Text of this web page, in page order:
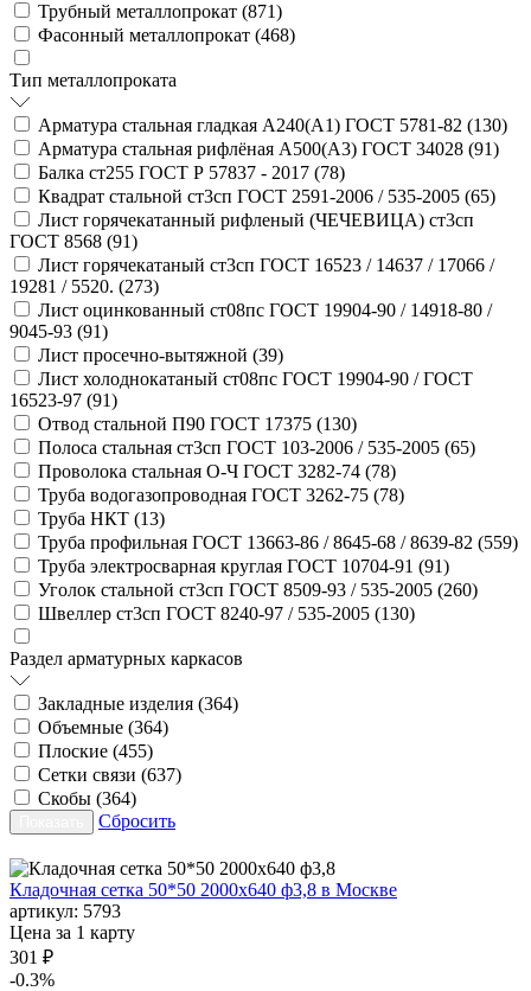
Трубный металлопрокат (871)
Фасонный металлопрокат (468)
Тип металлопроката
Арматура стальная гладкая А240(А1) ГОСТ 5781-82 (130)
Арматура стальная рифлёная А500(А3) ГОСТ 34028 (91)
Балка ст255 ГОСТ Р 57837 - 2017 (78)
Квадрат стальной ст3сп ГОСТ 2591-2006 / 535-2005 (65)
Лист горячекатанный рифленый (ЧЕЧЕВИЦА) ст3сп
ГОСТ 8568 (91)
Лист горячекатаный ст3сп ГОСТ 16523 / 14637 / 17066 /
19281 / 5520. (273)
Лист оцинкованный ст08пс ГОСТ 19904-90 / 14918-80 /
9045-93 (91)
Лист просечно-вытяжной (39)
Лист холоднокатаный ст08пс ГОСТ 19904-90 / ГОСТ
16523-97 (91)
Отвод стальной П90 ГОСТ 17375 (130)
Полоса стальная ст3сп ГОСТ 103-2006 / 535-2005 (65)
Проволока стальная О-Ч ГОСТ 3282-74 (78)
Труба водогазопроводная ГОСТ 3262-75 (78)
Труба НКТ (13)
Труба профильная ГОСТ 13663-86 / 8645-68 / 8639-82 (559)
Труба электросварная круглая ГОСТ 10704-91 (91)
Уголок стальной ст3сп ГОСТ 8509-93 / 535-2005 (260)
Швеллер ст3сп ГОСТ 8240-97 / 535-2005 (130)
Раздел арматурных каркасов
Закладные изделия (364)
Объемные (364)
Плоские (455)
Сетки связи (637)
Скобы (364)
Сбросить
Кладочная сетка 50*50 2000х640 ф3,8 в Москве
артикул: 5793
Цена за 1 карту
301 ₽
-0.3%